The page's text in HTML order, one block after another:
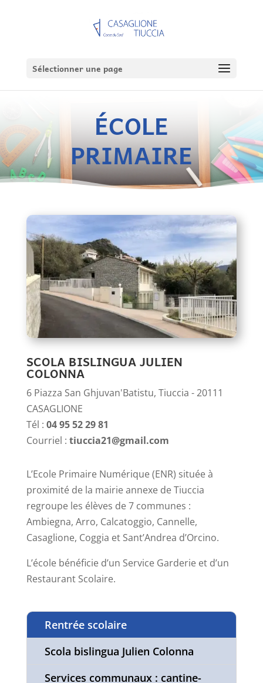
Sélectionner une page
ÉCOLE
PRIMAIRE
SCOLA BISLINGUA JULIEN
COLONNA
6 Piazza San Ghjuvan'Batistu, Tiuccia - 20111
CASAGLIONE
Tél : 04 95 52 29 81
Courriel : tiuccia21@gmail.com
L’Ecole Primaire Numérique (ENR) située à
proximité de la mairie annexe de Tiuccia
regroupe les élèves de 7 communes :
Ambiegna, Arro, Calcatoggio, Cannelle,
Casaglione, Coggia et Sant’Andrea d’Orcino.
L’école bénéficie d’un Service Garderie et d’un
Restaurant Scolaire.
Rentrée scolaire
Scola bislingua Julien Colonna
Services communaux : cantine-